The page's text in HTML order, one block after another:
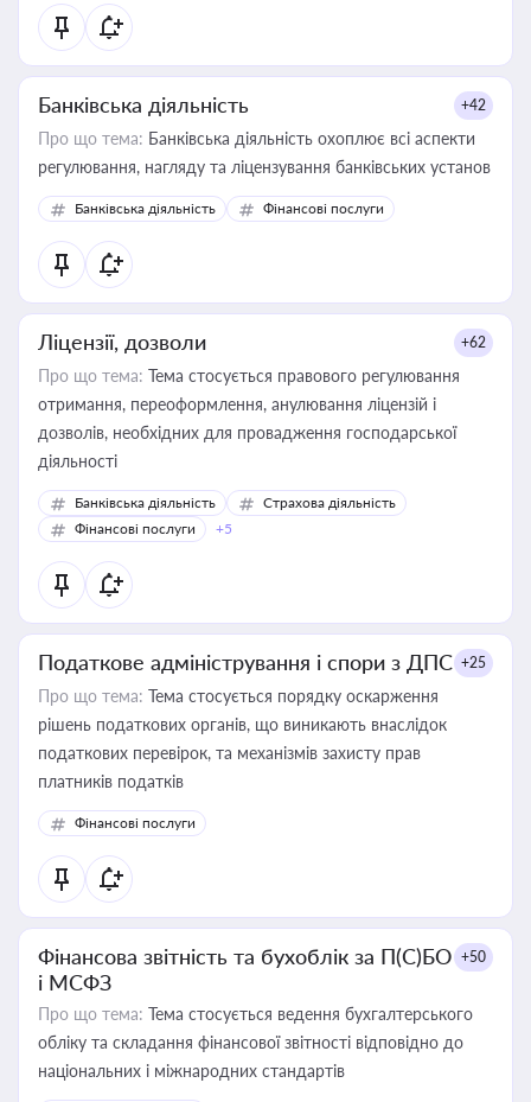
статусу суб'єктів оціночної діяльності
Банківська діяльність +42
Про що тема: Банківська діяльність охоплює всі аспекти
регулювання, нагляду та ліцензування банківських установ
Банківська діяльність Фінансові послуги
Ліцензії, дозволи +62
Про що тема: Тема стосується правового регулювання
отримання, переоформлення, анулювання ліцензій і
дозволів, необхідних для провадження господарської
діяльності
Банківська діяльність
Страхова діяльність
Фінансові послуги
+5
Податкове адміністрування і спори з ДПС +25
Про що тема: Тема стосується порядку оскарження
рішень податкових органів, що виникають внаслідок
податкових перевірок, та механізмів захисту прав
платників податків
Фінансові послуги
Фінансова звітність та бухоблік за П(С)БО
і МСФЗ
+50
Про що тема: Тема стосується ведення бухгалтерського
обліку та складання фінансової звітності відповідно до
національних і міжнародних стандартів